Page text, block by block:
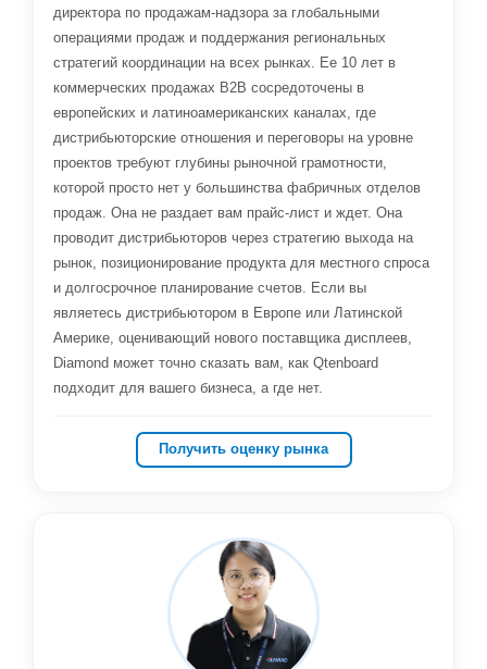
директора по продажам-надзора за глобальными
операциями продаж и поддержания региональных
стратегий координации на всех рынках. Ее 10 лет в
коммерческих продажах B2B сосредоточены в
европейских и латиноамериканских каналах, где
дистрибьюторские отношения и переговоры на уровне
проектов требуют глубины рыночной грамотности,
которой просто нет у большинства фабричных отделов
продаж. Она не раздает вам прайс-лист и ждет. Она
проводит дистрибьюторов через стратегию выхода на
рынок, позиционирование продукта для местного спроса
и долгосрочное планирование счетов. Если вы
являетесь дистрибьютором в Европе или Латинской
Америке, оценивающий нового поставщика дисплеев,
Diamond может точно сказать вам, как Qtenboard
подходит для вашего бизнеса, а где нет.
Получить оценку рынка